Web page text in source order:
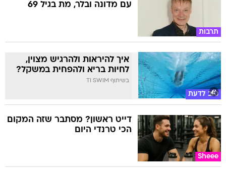
תרבות
עם מדונה ובלר, מת בגיל 69
טוב לדעת
איך להיראות ולהרגיש מצוין,
לחיות בריא ולהפחית במשקל?
בשיתוף TI SWIM
Sheee
דייט ראשון? מסתבר שזה המקום
הכי טרנדי היום